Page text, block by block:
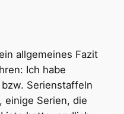
allgemeines Fazit
Ich habe
Serienstaffeln
einige Serien, die